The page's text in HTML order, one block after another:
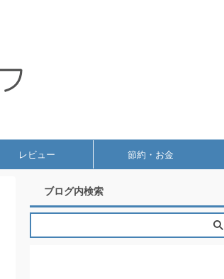
レビュー 節約・お金
ブログ内検索